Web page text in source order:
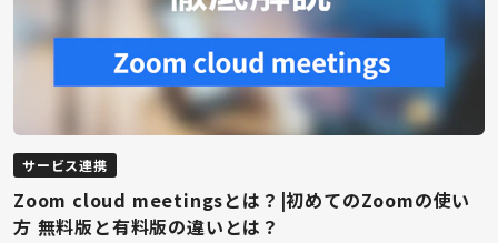
サービス連携
Zoom cloud meetingsとは？|初めてのZoomの使い
方 無料版と有料版の違いとは？